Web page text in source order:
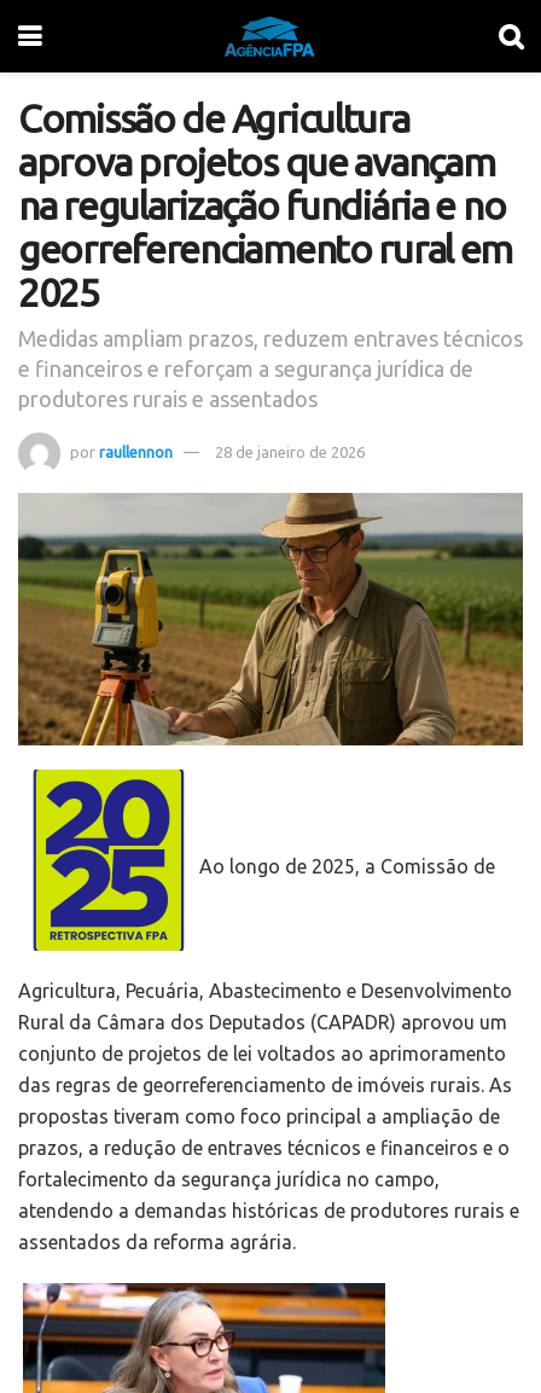
Comissão de Agricultura
aprova projetos que avançam
na regularização fundiária e no
georreferenciamento rural em
2025
Medidas ampliam prazos, reduzem entraves técnicos
e financeiros e reforçam a segurança jurídica de
produtores rurais e assentados
por raullennon 28 de janeiro de 2026
Ao longo de 2025, a Comissão de
Agricultura, Pecuária, Abastecimento e Desenvolvimento
Rural da Câmara dos Deputados (CAPADR) aprovou um
conjunto de projetos de lei voltados ao aprimoramento
das regras de georreferenciamento de imóveis rurais. As
propostas tiveram como foco principal a ampliação de
prazos, a redução de entraves técnicos e financeiros e o
fortalecimento da segurança jurídica no campo,
atendendo a demandas históricas de produtores rurais e
assentados da reforma agrária.